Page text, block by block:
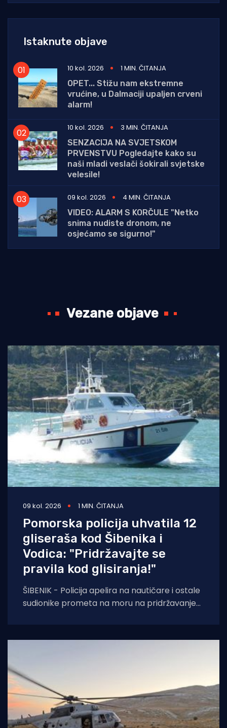
Istaknute objave
10 kol. 2026
1 MIN. ČITANJA
OPET... Stižu nam ekstremne
vrućine, u Dalmaciji upaljen crveni
alarm!
10 kol. 2026
3 MIN. ČITANJA
SENZACIJA NA SVJETSKOM
PRVENSTVU Pogledajte kako su
naši mladi veslači šokirali svjetske
velesile!
09 kol. 2026
4 MIN. ČITANJA
VIDEO: ALARM S KORČULE "Netko
snima nudiste dronom, ne
osjećamo se sigurno!"
Vezane objave
09 kol. 2026 1 MIN. ČITANJA
Pomorska policija uhvatila 12
gliseraša kod Šibenika i
Vodica: "Pridržavajte se
pravila kod glisiranja!"
ŠIBENIK - Policija apelira na nautičare i ostale
sudionike prometa na moru na pridržavanje